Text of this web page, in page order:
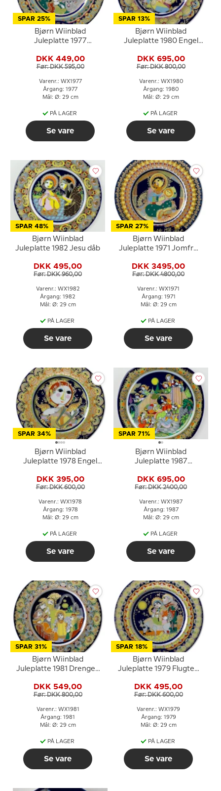
SPAR 25%
Bjørn Wiinblad
Juleplatte 1977
nyfødte konge
DKK 449,00
Før: DKK 595,00
Varenr.: WX1977
Årgang: 1977
Mål: Ø: 29 cm
PÅ LAGER
Se vare
SPAR 13%
Bjørn Wiinblad
Juleplatte 1980 Engel
DKK 695,00
Før: DKK 800,00
Varenr.: WX1980
Årgang: 1980
Mål: Ø: 29 cm
PÅ LAGER
Se vare
SPAR 48%
Bjørn Wiinblad
Juleplatte 1982 Jesu dåb
DKK 495,00
Før: DKK 960,00
Varenr.: WX1982
Årgang: 1982
Mål: Ø: 29 cm
PÅ LAGER
Se vare
SPAR 27%
Bjørn Wiinblad
Juleplatte 1971 Jomfru
DKK 3495,00
Før: DKK 4800,00
Varenr.: WX1971
Årgang: 1971
Mål: Ø: 29 cm
PÅ LAGER
Se vare
SPAR 34%
Bjørn Wiinblad
Juleplatte 1978 Engel
DKK 395,00
Før: DKK 600,00
Varenr.: WX1978
Årgang: 1978
Mål: Ø: 29 cm
PÅ LAGER
Se vare
SPAR 71%
Bjørn Wiinblad
Juleplatte 1987
DKK 695,00
Før: DKK 2400,00
Varenr.: WX1987
Årgang: 1987
Mål: Ø: 29 cm
PÅ LAGER
Se vare
SPAR 31%
Bjørn Wiinblad
Juleplatte 1981 Drengen
DKK 549,00
Før: DKK 800,00
Varenr.: WX1981
Årgang: 1981
Mål: Ø: 29 cm
PÅ LAGER
Se vare
SPAR 18%
Bjørn Wiinblad
Juleplatte 1979 Flugten
DKK 495,00
Før: DKK 600,00
Varenr.: WX1979
Årgang: 1979
Mål: Ø: 29 cm
PÅ LAGER
Se vare